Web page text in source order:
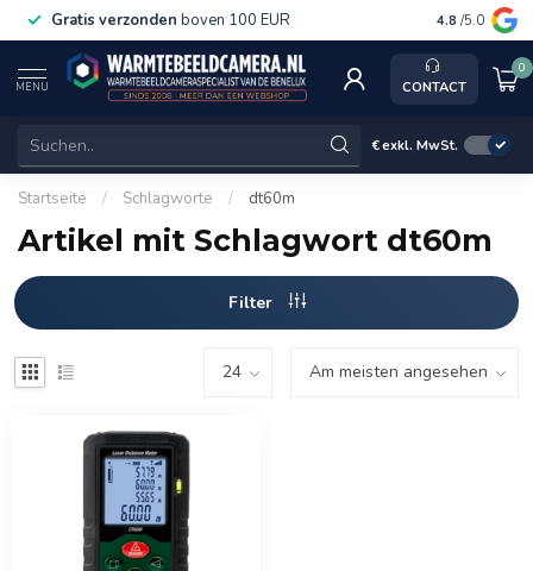
Gratis verzonden boven 100 EUR Service,
4.8 /5.0
MENU CONTACT
0
€exkl. MwSt.
Startseite / Schlagworte / dt60m
Artikel mit Schlagwort dt60m
Filter